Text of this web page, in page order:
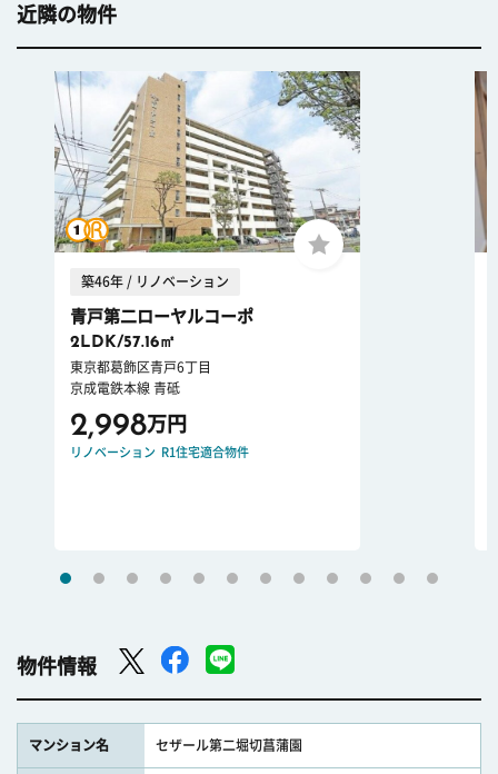
近隣の物件
築46年 / リノベーション
青戸第二ローヤルコーポ
2LDK/57.16㎡
東京都葛飾区青戸6丁目
京成電鉄本線 青砥
2,998万円
リノベーション R1住宅適合物件
物件情報
マンション名 セザール第二堀切菖蒲園